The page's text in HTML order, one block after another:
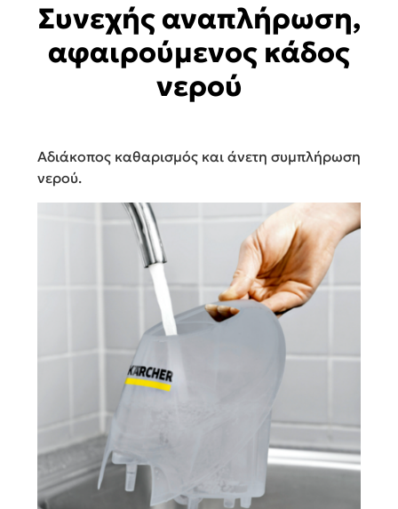
Συνεχής αναπλήρωση,
αφαιρούμενος κάδος
νερού
Αδιάκοπος καθαρισμός και άνετη συμπλήρωση
νερού.